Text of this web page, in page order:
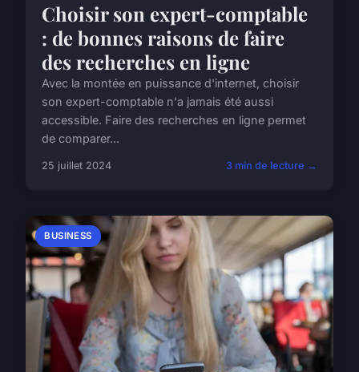
Choisir son expert-comptable
: de bonnes raisons de faire
des recherches en ligne
Avec la montée en puissance d'internet, choisir
son expert-comptable n'a jamais été aussi
accessible. Faire des recherches en ligne permet
de comparer...
25 juillet 2024 3 min de lecture →
BUSINESS